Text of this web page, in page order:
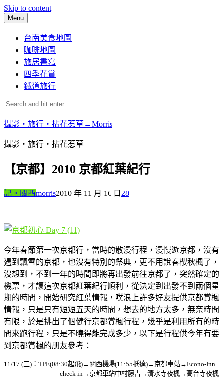
Skip to content
Menu
台南美食地圖
咖啡地圖
旅居書寫
四季花賞
鐵道旅行
攝影‧旅行‧拈花惹草→Morris
攝影‧旅行‧拈花惹草
【京都】2010 京都紅葉紀行
記。關西morris2010 年 11 月 16 日 28
今年春節第一次京都行，當時的散漫行程，漫慢遊京都，沒有
遇到飄雪的京都，也沒有特別的祭典，更不用說春櫻秋楓了，
沒想到，不到一年的時間即將再出發前往京都了，突然確定的
機票，才讓這次京都紅葉紀行順利，從決定到出發不到兩個星
期的時間，開始研究紅葉情報，噗浪上許多好友提供京都賞楓
情報，只是只有短短五天的時間，想去的地方太多，無奈時間
有限，於是排出了個健行京都賞楓行程，幾乎是利用所有的時
間來跑行程，只是不曉得能完成多少，以下是行程供今年有要
到京都賞楓的朋友參考：
11/17 (三)：TPE(08:30起飛)→關西機場(11:55抵達)→京都車站→Econo-Inn
check in →京都車站中村藤吉→清水寺夜楓→高台寺夜楓